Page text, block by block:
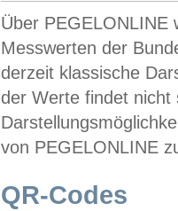
Über PEGELONLINE
Messwerten der
derzeit klassische
der Werte findet
von PEGELONLINE
QR-Codes